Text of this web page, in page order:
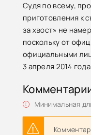
Судя по всему,
приготовления к
за хвост» не
поскольку от
официальными
3 апреля 2014
Минимальная